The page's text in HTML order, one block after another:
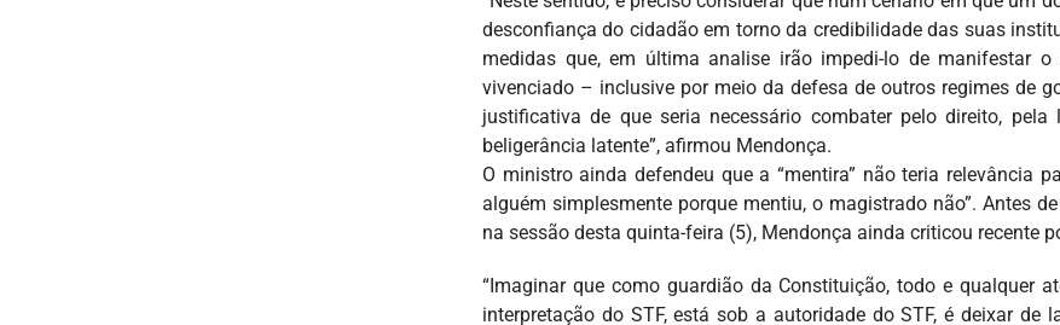
desconfiança do cidadão em torno da credibilidade das suas
medidas que, em última analise irão impedi-lo de manifestar
vivenciado – inclusive por meio da defesa de outros regimes de
justificativa de que seria necessário combater pelo direito,
beligerância latente”, afirmou Mendonça.
O ministro ainda defendeu que a “mentira” não teria relevância
alguém simplesmente porque mentiu, o magistrado não”. Antes
na sessão desta quinta-feira (5), Mendonça ainda criticou recente
“Imaginar que como guardião da Constituição, todo e qualquer
interpretação do STF, está sob a autoridade do STF, é deixar